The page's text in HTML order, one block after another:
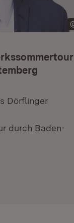
Dörflinger
durch Baden-